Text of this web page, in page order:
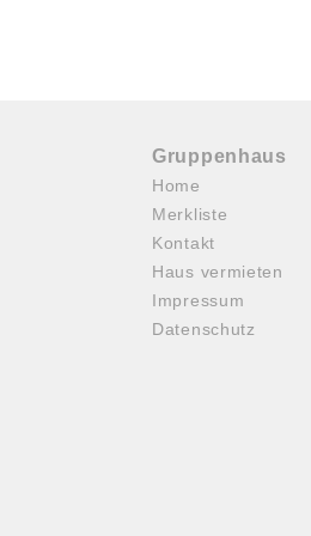
Gruppenhaus
Home
Merkliste
Kontakt
Haus vermieten
Impressum
Datenschutz